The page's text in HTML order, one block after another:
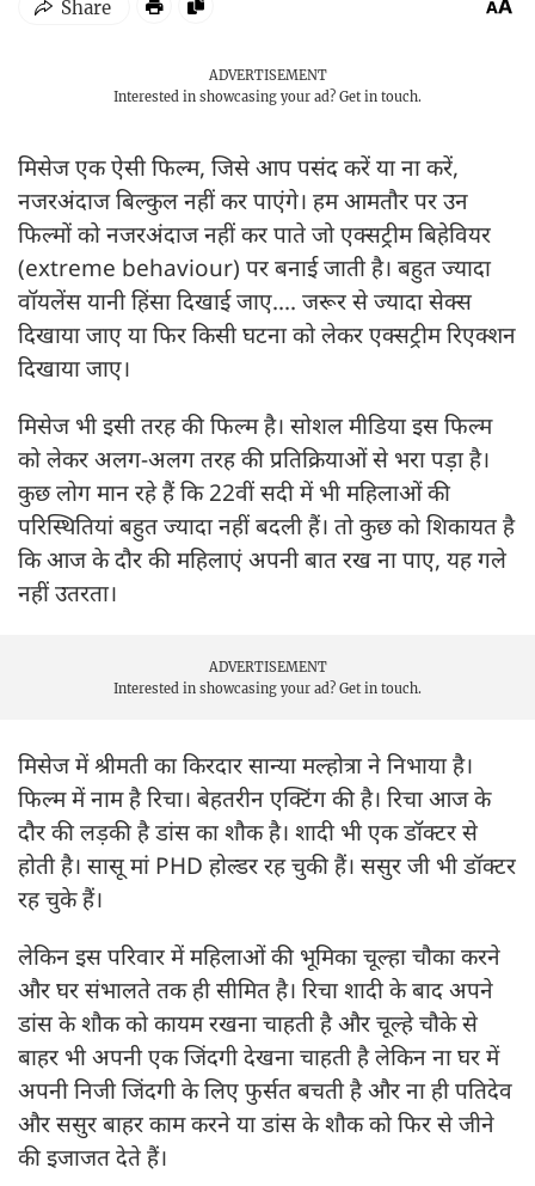
ADVERTISEMENT
Interested in showcasing your ad? Get in touch.
मिसेज एक ऐसी फिल्म, जिसे आप पसंद करें या ना करें,
नजरअंदाज बिल्कुल नहीं कर पाएंगे। हम आमतौर पर उन
फिल्मों को नजरअंदाज नहीं कर पाते जो एक्सट्रीम बिहेवियर
(extreme behaviour) पर बनाई जाती है। बहुत ज्यादा
वॉयलेंस यानी हिंसा दिखाई जाए.... जरूर से ज्यादा सेक्स
दिखाया जाए या फिर किसी घटना को लेकर एक्सट्रीम रिएक्शन
दिखाया जाए।
मिसेज भी इसी तरह की फिल्म है। सोशल मीडिया इस फिल्म
को लेकर अलग-अलग तरह की प्रतिक्रियाओं से भरा पड़ा है।
कुछ लोग मान रहे हैं कि 22वीं सदी में भी महिलाओं की
परिस्थितियां बहुत ज्यादा नहीं बदली हैं। तो कुछ को शिकायत है
कि आज के दौर की महिलाएं अपनी बात रख ना पाए, यह गले
नहीं उतरता।
ADVERTISEMENT
Interested in showcasing your ad? Get in touch.
मिसेज में श्रीमती का किरदार सान्या मल्होत्रा ने निभाया है।
फिल्म में नाम है रिचा। बेहतरीन एक्टिंग की है। रिचा आज के
दौर की लड़की है डांस का शौक है। शादी भी एक डॉक्टर से
होती है। सासू मां PHD होल्डर रह चुकी हैं। ससुर जी भी डॉक्टर
रह चुके हैं।
लेकिन इस परिवार में महिलाओं की भूमिका चूल्हा चौका करने
और घर संभालते तक ही सीमित है। रिचा शादी के बाद अपने
डांस के शौक को कायम रखना चाहती है और चूल्हे चौके से
बाहर भी अपनी एक जिंदगी देखना चाहती है लेकिन ना घर में
अपनी निजी जिंदगी के लिए फुर्सत बचती है और ना ही पतिदेव
और ससुर बाहर काम करने या डांस के शौक को फिर से जीने
की इजाजत देते हैं।